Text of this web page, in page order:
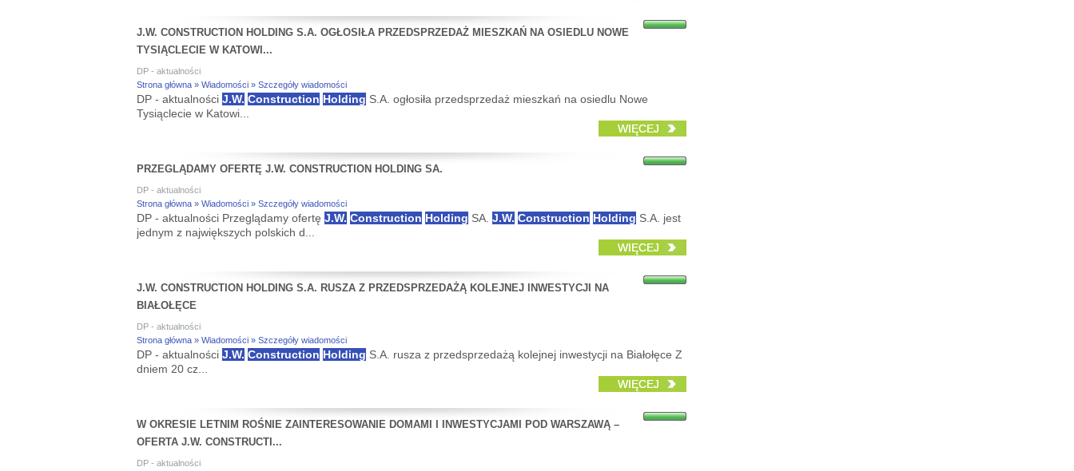
J.W. CONSTRUCTION HOLDING S.A. OGŁOSIŁA PRZEDSPRZEDAŻ MIESZKAŃ NA OSIEDLU NOWE
TYSIĄCLECIE W KATOWI...
DP - aktualności
Strona główna » Wiadomości » Szczegóły wiadomości
DP - aktualności J.W. Construction Holding S.A. ogłosiła przedsprzedaż mieszkań na osiedlu Nowe
Tysiąclecie w Katowi...
WIĘCEJ
PRZEGLĄDAMY OFERTĘ J.W. CONSTRUCTION HOLDING SA.
DP - aktualności
Strona główna » Wiadomości » Szczegóły wiadomości
DP - aktualności Przeglądamy ofertę J.W. Construction Holding SA. J.W. Construction Holding S.A. jest
jednym z największych polskich d...
WIĘCEJ
J.W. CONSTRUCTION HOLDING S.A. RUSZA Z PRZEDSPRZEDAŻĄ KOLEJNEJ INWESTYCJI NA
BIAŁOŁĘCE
DP - aktualności
Strona główna » Wiadomości » Szczegóły wiadomości
DP - aktualności J.W. Construction Holding S.A. rusza z przedsprzedażą kolejnej inwestycji na Białołęce Z
dniem 20 cz...
WIĘCEJ
W OKRESIE LETNIM ROŚNIE ZAINTERESOWANIE DOMAMI I INWESTYCJAMI POD WARSZAWĄ –
OFERTA J.W. CONSTRUCTI...
DP - aktualności